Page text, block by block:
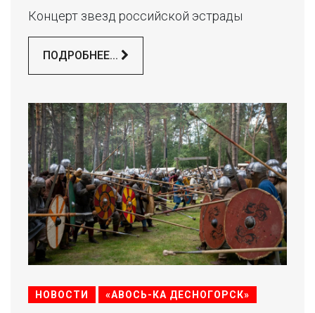
Концерт звезд российской эстрады
ПОДРОБНЕЕ...
НОВОСТИ «АВОСЬ-КА ДЕСНОГОРСК»